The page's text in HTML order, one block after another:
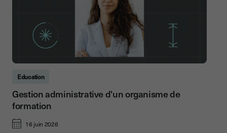
Education
Gestion administrative d'un organisme de
formation
16 juin 2026